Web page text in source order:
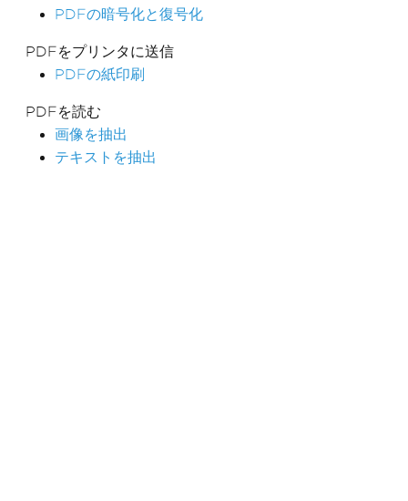
PDFの暗号化と復号化
PDFをプリンタに送信
PDFの紙印刷
PDFを読む
画像を抽出
テキストを抽出